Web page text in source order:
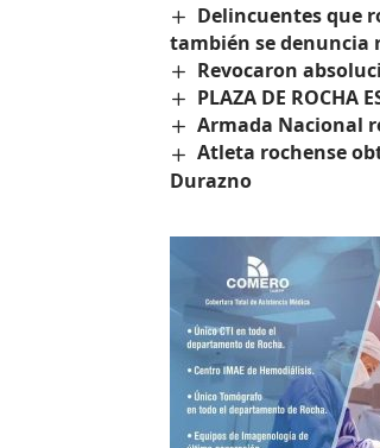
Delincuentes que
también se denuncia
Revocaron
PLAZA DE ROCHA
Armada Nacional
Atleta rochense
Durazno